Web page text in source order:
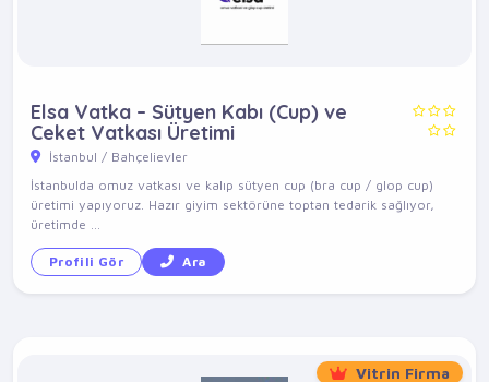
Elsa Vatka – Sütyen Kabı (Cup) ve
Ceket Vatkası Üretimi
İstanbul / Bahçelievler
İstanbulda omuz vatkası ve kalıp sütyen cup (bra cup / glop cup)
üretimi yapıyoruz. Hazır giyim sektörüne toptan tedarik sağlıyor,
üretimde ...
Profili Gör Ara
Vitrin Firma